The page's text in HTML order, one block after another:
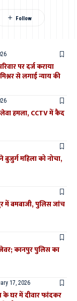
पर दर्ज कराया
से लगाई न्याय की
हमला, CCTV में कैद
महिला को नोचा,
में बमबाजी, पुलिस जांच
कानपुर पुलिस का
17, 2026
के घर में दीवार फांदकर